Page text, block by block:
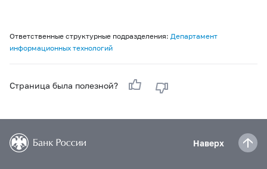
Ответственные структурные подразделения: Департамент
информационных технологий
Страница была полезной?
Наверх